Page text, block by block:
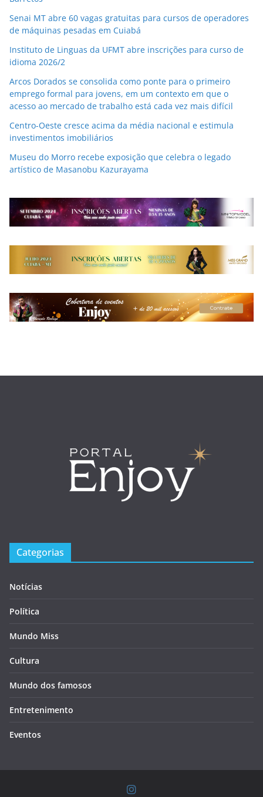
Senai MT abre 60 vagas gratuitas para cursos de operadores
de máquinas pesadas em Cuiabá
Instituto de Linguas da UFMT abre inscrições para curso de
idioma 2026/2
Arcos Dorados se consolida como ponte para o primeiro
emprego formal para jovens, em um contexto em que o
acesso ao mercado de trabalho está cada vez mais difícil
Centro-Oeste cresce acima da média nacional e estimula
investimentos imobiliários
Museu do Morro recebe exposição que celebra o legado
artístico de Masanobu Kazurayama
Categorias
Notícias
Política
Mundo Miss
Cultura
Mundo dos famosos
Entretenimento
Eventos